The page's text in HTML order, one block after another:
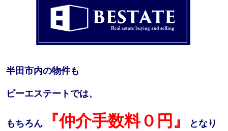
半田市内の物件も
ビーエステートでは、
もちろん『仲介手数料０円』
となり